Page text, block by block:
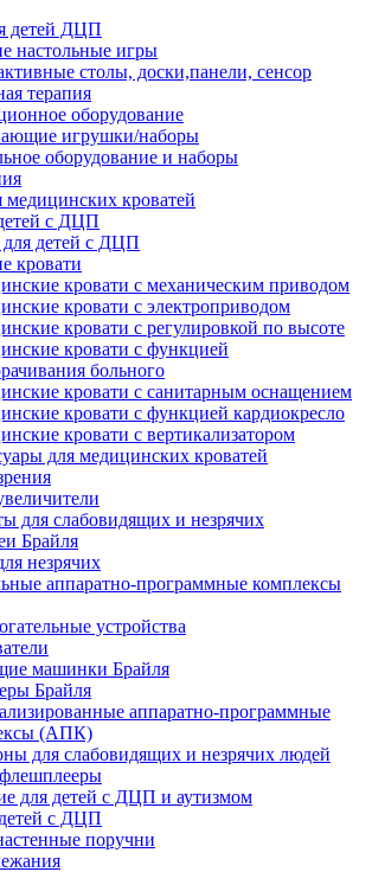
детей ДЦП
настольные игры
столы, доски,панели, сенсор
терапия
оборудование
игрушки/наборы
оборудование и наборы
кроватей
с ДЦП
детей с ДЦП
кровати
кровати с механическим приводом
кровати с электроприводом
кровати с регулировкой по высоте
кровати с функцией
больного
кровати с санитарным оснащением
кровати с функцией кардиокресло
кровати с вертикализатором
для медицинских кроватей
для слабовидящих и незрячих
Брайля
незрячих
аппаратно-программные комплексы
устройства
машинки Брайля
Брайля
аппаратно-программные
(АПК)
для слабовидящих и незрячих людей
для детей с ДЦП и аутизмом
с ДЦП
поручни